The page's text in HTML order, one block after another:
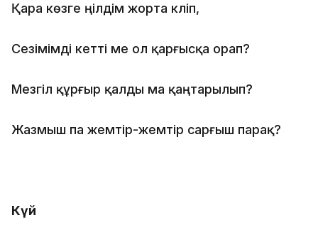
Қара көзге үңілдім жорта күліп,
Сезімімді кетті ме ол қарғысқа орап?
Мезгіл құрғыр қалды ма қаңтарылып?
Жазмыш па жемтір-жемтір сарғыш парақ?
Күй